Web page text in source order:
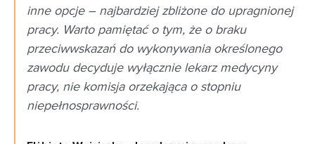
inne opcje – najbardziej zbliżone do upragnionej
pracy. Warto pamiętać o tym, że o braku
przeciwwskazań do wykonywania określonego
zawodu decyduje wyłącznie lekarz medycyny
pracy, nie komisja orzekająca o stopniu
niepełnosprawności.